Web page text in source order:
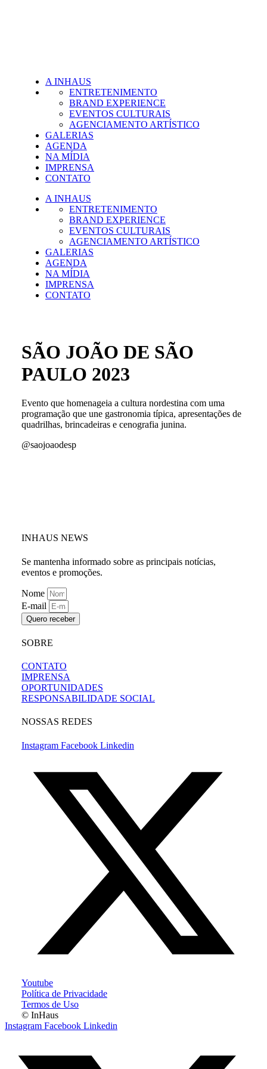
A INHAUS
ENTRETENIMENTO
BRAND EXPERIENCE
EVENTOS CULTURAIS
AGENCIAMENTO ARTÍSTICO
GALERIAS
AGENDA
NA MÍDIA
IMPRENSA
CONTATO
A INHAUS
ENTRETENIMENTO
BRAND EXPERIENCE
EVENTOS CULTURAIS
AGENCIAMENTO ARTÍSTICO
GALERIAS
AGENDA
NA MÍDIA
IMPRENSA
CONTATO
SÃO JOÃO DE SÃO
PAULO 2023
Evento que homenageia a cultura nordestina com uma
programação que une gastronomia típica, apresentações de
quadrilhas, brincadeiras e cenografia junina.
@saojoaodesp
INHAUS NEWS
Se mantenha informado sobre as principais notícias,
eventos e promoções.
Nome
E-mail
Quero receber
SOBRE
CONTATO
IMPRENSA
OPORTUNIDADES
RESPONSABILIDADE SOCIAL
NOSSAS REDES
Instagram Facebook Linkedin
Youtube
Política de Privacidade
Termos de Uso
© InHaus
Instagram Facebook Linkedin